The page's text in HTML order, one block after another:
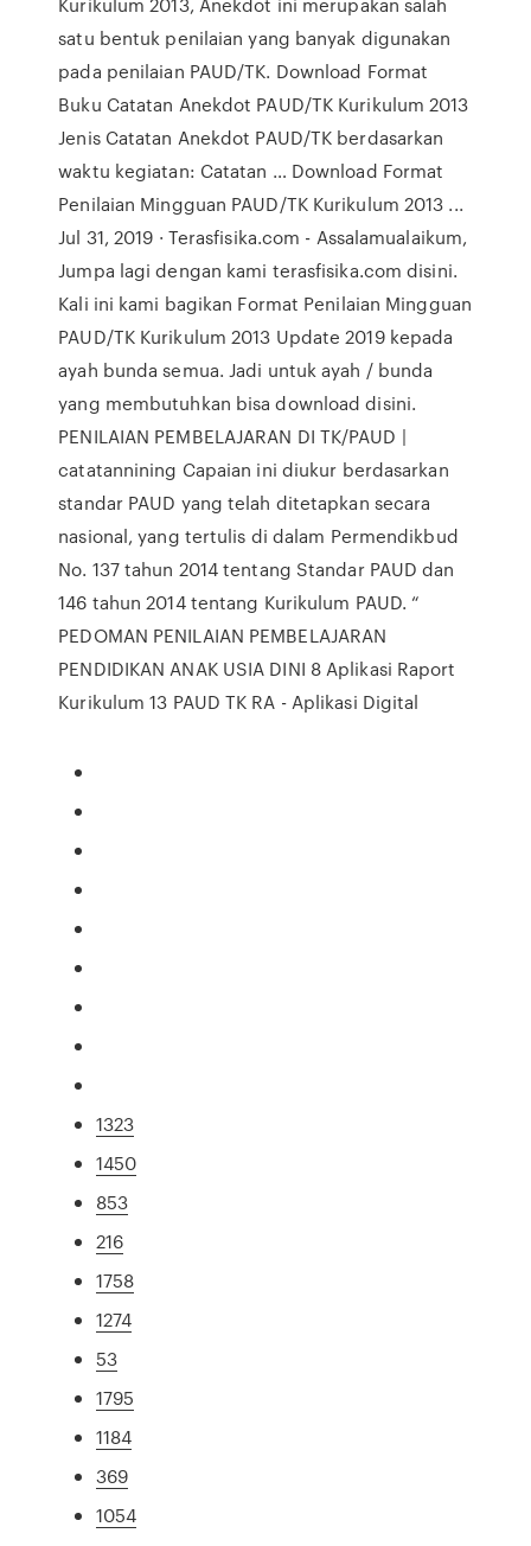
satu bentuk penilaian yang banyak digunakan
pada penilaian PAUD/TK. Download Format
Buku Catatan Anekdot PAUD/TK Kurikulum 2013
Jenis Catatan Anekdot PAUD/TK berdasarkan
waktu kegiatan: Catatan … Download Format
Penilaian Mingguan PAUD/TK Kurikulum 2013 ...
Jul 31, 2019 · Terasfisika.com - Assalamualaikum,
Jumpa lagi dengan kami terasfisika.com disini.
Kali ini kami bagikan Format Penilaian Mingguan
PAUD/TK Kurikulum 2013 Update 2019 kepada
ayah bunda semua. Jadi untuk ayah / bunda
yang membutuhkan bisa download disini.
PENILAIAN PEMBELAJARAN DI TK/PAUD |
catatannining Capaian ini diukur berdasarkan
standar PAUD yang telah ditetapkan secara
nasional, yang tertulis di dalam Permendikbud
No. 137 tahun 2014 tentang Standar PAUD dan
146 tahun 2014 tentang Kurikulum PAUD. “
PEDOMAN PENILAIAN PEMBELAJARAN
PENDIDIKAN ANAK USIA DINI 8 Aplikasi Raport
Kurikulum 13 PAUD TK RA - Aplikasi Digital
1323
1450
853
216
1758
1274
53
1795
1184
369
1054